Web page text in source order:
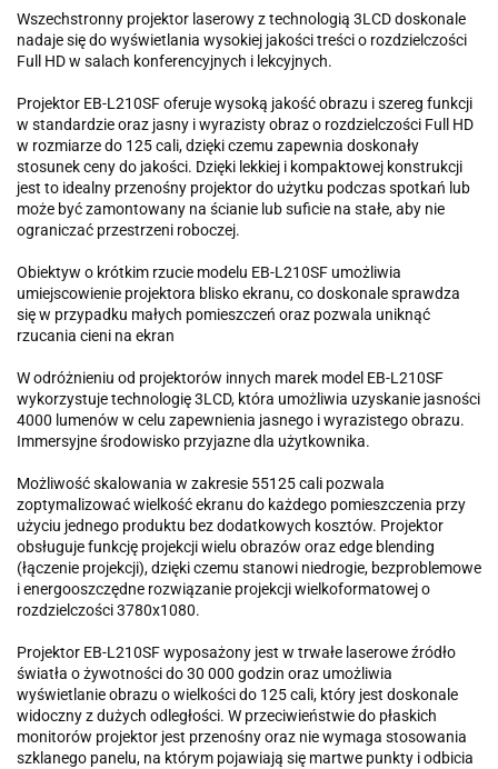
Wszechstronny projektor laserowy z technologią 3LCD doskonale
nadaje się do wyświetlania wysokiej jakości treści o rozdzielczości
Full HD w salach konferencyjnych i lekcyjnych.
Projektor EB-L210SF oferuje wysoką jakość obrazu i szereg funkcji
w standardzie oraz jasny i wyrazisty obraz o rozdzielczości Full HD
w rozmiarze do 125 cali, dzięki czemu zapewnia doskonały
stosunek ceny do jakości. Dzięki lekkiej i kompaktowej konstrukcji
jest to idealny przenośny projektor do użytku podczas spotkań lub
może być zamontowany na ścianie lub suficie na stałe, aby nie
ograniczać przestrzeni roboczej.
Obiektyw o krótkim rzucie modelu EB-L210SF umożliwia
umiejscowienie projektora blisko ekranu, co doskonale sprawdza
się w przypadku małych pomieszczeń oraz pozwala uniknąć
rzucania cieni na ekran
W odróżnieniu od projektorów innych marek model EB-L210SF
wykorzystuje technologię 3LCD, która umożliwia uzyskanie jasności
4000 lumenów w celu zapewnienia jasnego i wyrazistego obrazu.
Immersyjne środowisko przyjazne dla użytkownika.
Możliwość skalowania w zakresie 55125 cali pozwala
zoptymalizować wielkość ekranu do każdego pomieszczenia przy
użyciu jednego produktu bez dodatkowych kosztów. Projektor
obsługuje funkcję projekcji wielu obrazów oraz edge blending
(łączenie projekcji), dzięki czemu stanowi niedrogie, bezproblemowe
i energooszczędne rozwiązanie projekcji wielkoformatowej o
rozdzielczości 3780x1080.
Projektor EB-L210SF wyposażony jest w trwałe laserowe źródło
światła o żywotności do 30 000 godzin oraz umożliwia
wyświetlanie obrazu o wielkości do 125 cali, który jest doskonale
widoczny z dużych odległości. W przeciwieństwie do płaskich
monitorów projektor jest przenośny oraz nie wymaga stosowania
szklanego panelu, na którym pojawiają się martwe punkty i odbicia